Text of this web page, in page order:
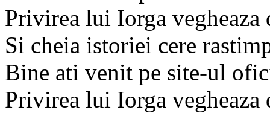
Privirea lui Iorga
Si cheia istoriei cere
Bine ati venit pe site-ul
Privirea lui Iorga